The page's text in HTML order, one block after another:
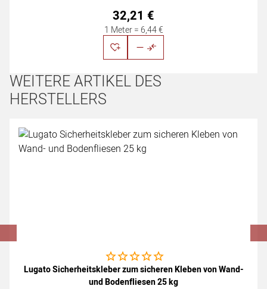
32,21 €
1 Meter = 6,44€
WEITERE ARTIKEL DES
HERSTELLERS
Artikel überspringen
Noch keine Bewertungen abgegeben
Lugato Sicherheitskleber zum sicheren Kleben von Wand-
und Bodenfliesen 25 kg